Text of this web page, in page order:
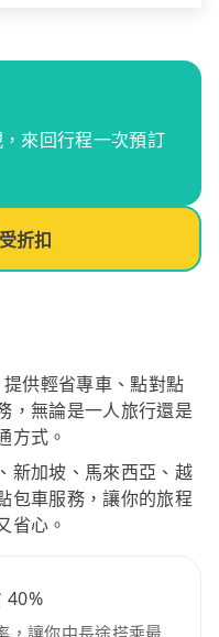
來回行程一次預訂
折扣
供輕省專車、點對點
，無論是一人旅行還是
方式。
新加坡、馬來西亞、越
包車服務，讓你的旅程
省心。
40%